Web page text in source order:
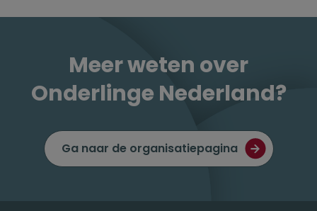
Meer weten over
Onderlinge Nederland?
Ga naar de organisatiepagina